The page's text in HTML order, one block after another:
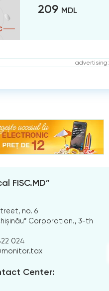
209 MDL
FISC.MD”
no. 6
Corporation., 3-th
024
Center: